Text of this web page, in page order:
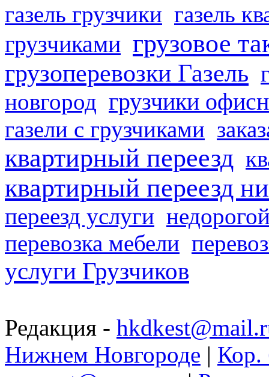
газель грузчики газель
грузчиками грузовое
грузоперевозки Газель
новгород грузчики
газели с грузчиками
квартирный переезд
квартирный переезд
переезд услуги
перевозка мебели
услуги Грузчиков
Редакция -
Нижнем Новгороде | Кор.